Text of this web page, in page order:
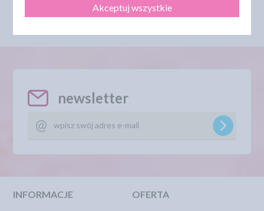
Najniższa cena z 30 dni przed
newsletter
INFORMACJE OFERTA
Akceptuj wszystkie